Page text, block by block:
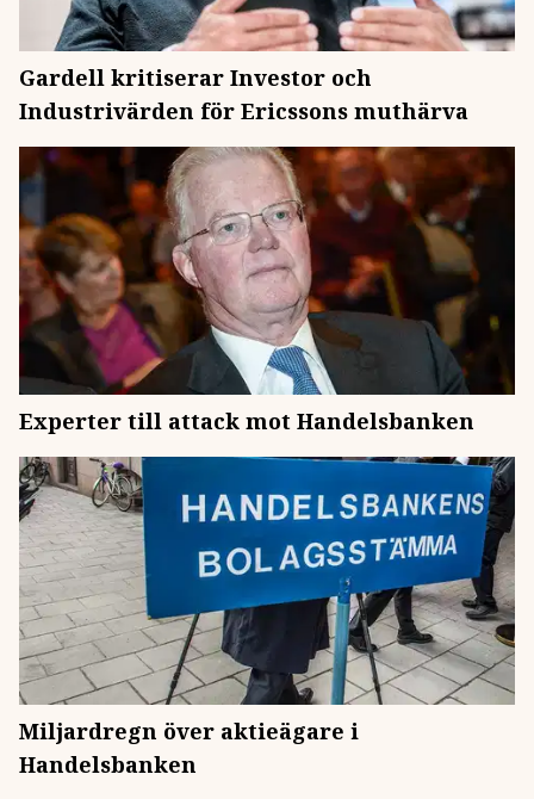
Gardell kritiserar Investor och
Industrivärden för Ericssons muthärva
Experter till attack mot Handelsbanken
Miljardregn över aktieägare i
Handelsbanken